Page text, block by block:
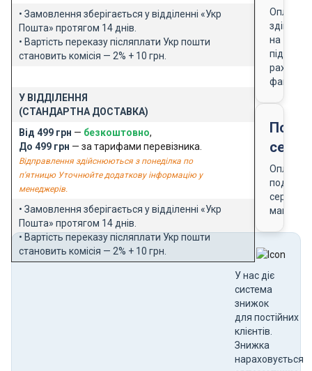
• Замовлення зберігається у відділенні «Укр
Пошта» протягом 14 днів.
• Вартість переказу післяплати Укр пошти
становить комісія — 2% + 10 грн.
У ВІДДІЛЕННЯ
(СТАНДАРТНА ДОСТАВКА)
Від 499 грн — безкоштовно,
До 499 грн — за тарифами перевізника.
Відправлення здійснюються з понеділка по
п'ятницю Уточнюйте додаткову інформацію у
менеджерів.
• Замовлення зберігається у відділенні «Укр
Пошта» протягом 14 днів.
• Вартість переказу післяплати Укр пошти
становить комісія — 2% + 10 грн.
Оплата
на
підставі
рахунку-
фактури
Оплата
магазину
У нас діє
система
знижок
для постійних
клієнтів.
Знижка
нараховується